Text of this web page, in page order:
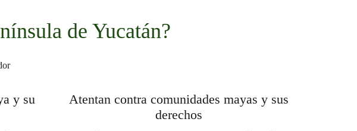
de Yucatán?
y su
Atentan contra comunidades mayas y sus
derechos